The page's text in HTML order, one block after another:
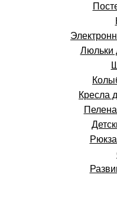
Люльки
Кресла